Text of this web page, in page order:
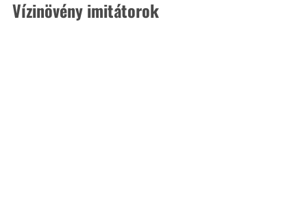
Vízinövény imitátorok